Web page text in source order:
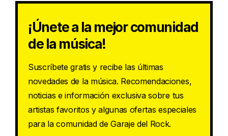
¡Únete a la mejor comunidad
de la música!
Suscríbete gratis y recibe las últimas
novedades de la música. Recomendaciones,
noticias e información exclusiva sobre tus
artistas favoritos y algunas ofertas especiales
para la comunidad de Garaje del Rock.